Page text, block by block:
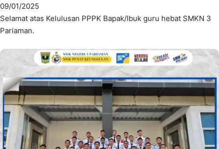
09/01/2025
Selamat atas Kelulusan PPPK Bapak/Ibuk guru hebat SMKN 3
Pariaman.